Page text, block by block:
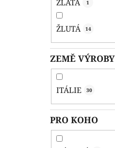
ZLATÁ 1
ŽLUTÁ 14
ZEMĚ VÝROBY
ITÁLIE 30
PRO KOHO